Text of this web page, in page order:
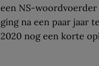
een NS-woordvoerder
ging na een paar jaar
2020 nog een korte